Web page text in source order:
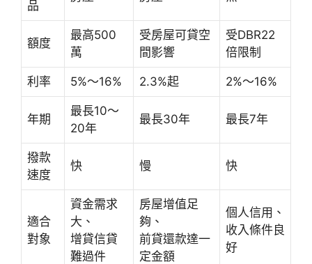
品
額度
最高500
萬
受房屋可貸空
間影響
受DBR22
倍限制
利率 5%～16% 2.3%起 2%～16%
年期
最長10～
20年
最長30年 最長7年
撥款
速度
快 慢 快
適合
對象
資金需求
大、
增貸信貸
難過件
房屋增值足
夠、
前貸還款達一
定金額
個人信用、
收入條件良
好